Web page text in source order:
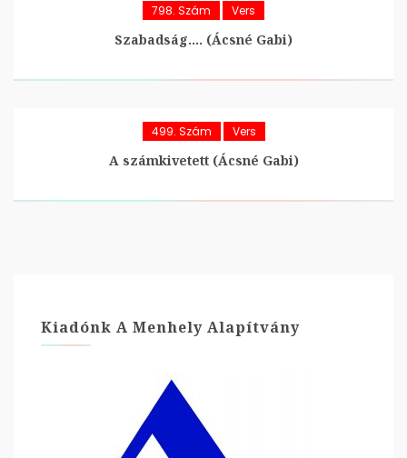
798. Szám Vers
Szabadság…. (Ácsné Gabi)
499. Szám Vers
A számkivetett (Ácsné Gabi)
Kiadónk A Menhely Alapítvány